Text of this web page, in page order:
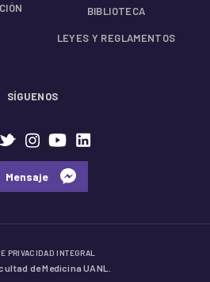
BIBLIOTECA
LEYES Y REGLAMENTOS
SÍGUENOS
PRIVACIDAD INTEGRAL
de Medicina UANL.